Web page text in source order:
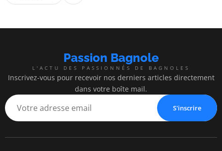
Passion Bagnole
L'ACTU DES PASSIONNÉS DE BAGNOLES
Inscrivez-vous pour recevoir nos derniers articles directement
dans votre boîte mail.
S'inscrire